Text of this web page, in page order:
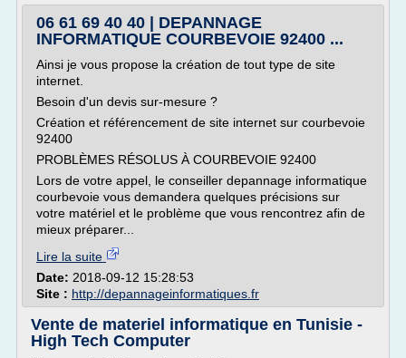
06 61 69 40 40 | DEPANNAGE
INFORMATIQUE COURBEVOIE 92400 ...
Ainsi je vous propose la création de tout type de site
internet.
Besoin d'un devis sur-mesure ?
Création et référencement de site internet sur courbevoie
92400
PROBLÈMES RÉSOLUS À COURBEVOIE 92400
Lors de votre appel, le conseiller depannage informatique
courbevoie vous demandera quelques précisions sur
votre matériel et le problème que vous rencontrez afin de
mieux préparer...
Lire la suite
Date: 2018-09-12 15:28:53
Site : http://depannageinformatiques.fr
Vente de materiel informatique en Tunisie -
High Tech Computer